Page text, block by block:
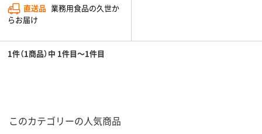
直送品 業務用食品の久世か
らお届け
1件（1商品）中 1件目～1件目
このカテゴリーの人気商品